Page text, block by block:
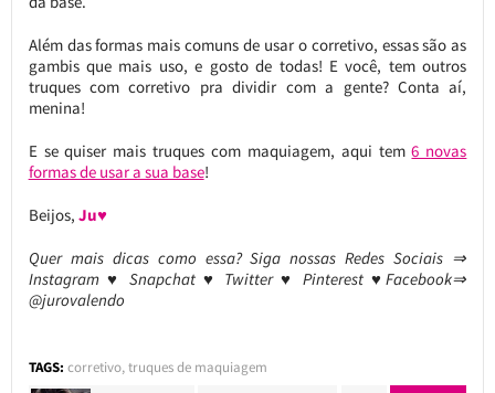
Além das formas mais comuns de usar o corretivo, essas são as
gambis que mais uso, e gosto de todas! E você, tem outros
truques com corretivo pra dividir com a gente? Conta aí,
menina!
E se quiser mais truques com maquiagem, aqui tem6 novas
formas de usar a sua base!
Beijos, Ju♥
Quer mais dicas como essa? Siga nossas Redes Sociais ⇒
Instagram ♥ Snapchat ♥ Twitter ♥ Pinterest ♥Facebook⇒
@jurovalendo
TAGS: corretivo,truques de maquiagem